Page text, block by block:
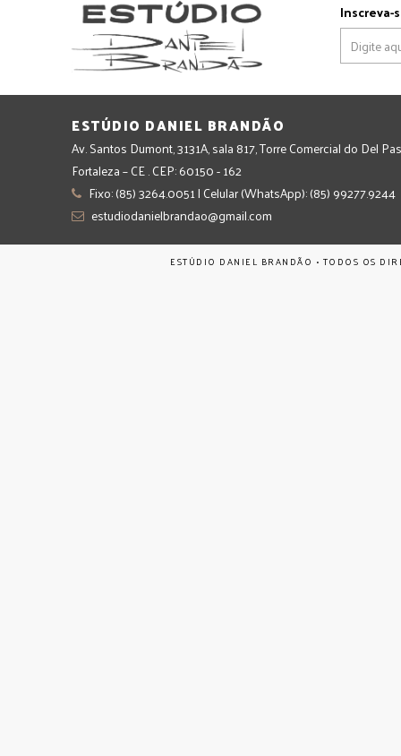
Inscreva-
ESTÚDIO DANIEL BRANDÃO
Av. Santos Dumont, 3131A, sala 817, Torre Comercial do Del
Fortaleza – CE . CEP: 60150 - 162
Fixo: (85) 3264.0051 | Celular (WhatsApp): (85) 99277.9244
estudiodanielbrandao@gmail.com
ESTÚDIO DANIEL BRANDÃO • TODOS OS